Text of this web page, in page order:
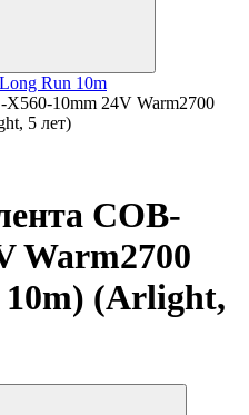
Run 10m
X560-10mm 24V Warm2700
5 лет)
COB-
Warm2700
10m) (Arlight,